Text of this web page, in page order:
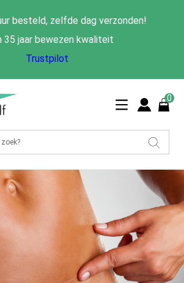
besteld, zelfde dag verzonden!
35 jaar bewezen kwaliteit
Trustpilot
0